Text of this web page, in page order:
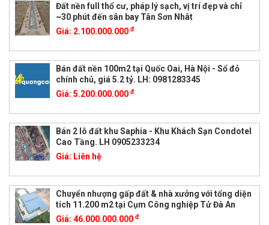
Đất nền full thổ cư, pháp lý sạch, vị trí đẹp và chỉ
~30 phút đến sân bay Tân Sơn Nhât
Giá: 2.100.000.000 đ
Bán đất nền 100m2 tại Quốc Oai, Hà Nội - Sổ đỏ
chính chủ, giá 5.2 tỷ. LH: 0981283345
Giá: 5.200.000.000 đ
Bán 2 lô đất khu Saphia - Khu Khách Sạn Condotel
Cao Tầng. LH 0905233234
Giá: Liên hệ
Chuyển nhượng gấp đất & nhà xưởng với tổng diện
tích 11.200 m2 tại Cụm Công nghiệp Tử Đà An
Giá: 46.000.000.000 đ